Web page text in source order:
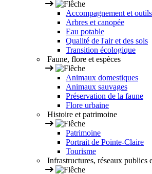
Accompagnement et
Arbres et canopée
Eau potable
Qualité de l'air et des sols
Transition écologique
Faune, flore et espèces
Animaux domestiques
Animaux sauvages
Préservation de la faune
Flore urbaine
Histoire et patrimoine
Patrimoine
Portrait de Pointe-Claire
Tourisme
Infrastructures, réseaux publics